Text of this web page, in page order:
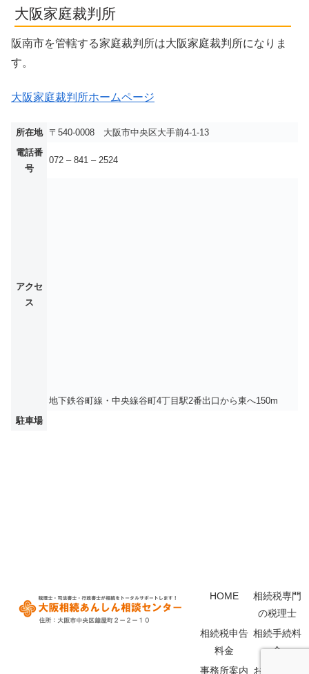
大阪家庭裁判所
阪南市を管轄する家庭裁判所は大阪家庭裁判所になりま
す。
大阪家庭裁判所ホームページ
所在地
〒540-0008 大阪市中央区大手前4-1-13
電話番
号
072 – 841 – 2524
アクセ
ス
地下鉄谷町線・中央線谷町4丁目駅2番出口から東へ150m
駐車場
HOME
相続税専門
の税理士
相続税申告
料金
相続手続料
金
事務所案内 お問い合わ